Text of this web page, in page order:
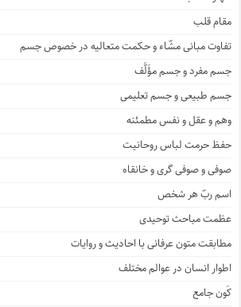
مقام قلب
تفاوت مبانی مشّاء و حکمت متعالیه در خصوص جسم
جسم مفرد و جسم مؤَلَّف
جسم طبیعی و جسم تعلیمی
وهم و عقل و نفس مطمئنه
حفظ حرمت لباس روحانیت
صوفی و صوفی گری و خانقاه
اسم ربّ هر شخص
عظمت مباحث توحیدی
مطابقت متون عرفانی با احادیث و روایات
اطوار انسان در عوالم مختلف
کَون جامع